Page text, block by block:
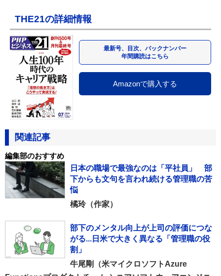
THE21の詳細情報
最新号、目次、バックナンバー
年間購読はこちら
Amazonで購入する
関連記事
編集部のおすすめ
日本の職場で最強なのは「平社員」 部
下からも文句を言われ続ける管理職の苦
悩
橘玲（作家）
部下のメンタル向上が上司の評価につな
がる...日米で大きく異なる「管理職の役
割」
牛尾剛（米マイクロソフトAzure